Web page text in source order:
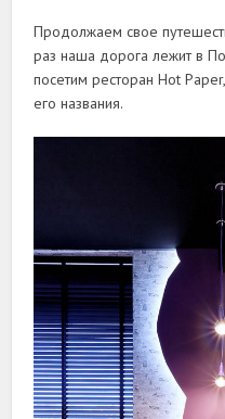
Продолжаем свое
раз наша дорога лежит в
посетим ресторан Hot
его названия.